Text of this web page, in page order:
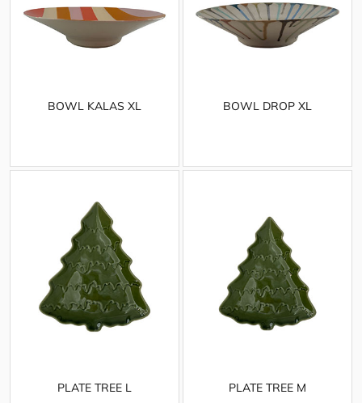
BOWL KALAS XL BOWL DROP XL
PLATE TREE L PLATE TREE M